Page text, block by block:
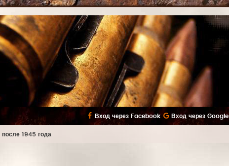
Вход через Facebook Вход через Google
1945 года